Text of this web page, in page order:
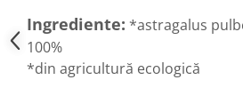
Hemoroizi
Imunitate
Imunostimulator
Ingrediente: *astragalus
100%
*din agricultură ecologică